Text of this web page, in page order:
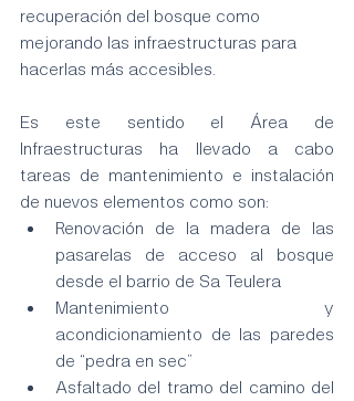
recuperación del bosque como
mejorando las infraestructuras para
hacerlas más accesibles.
Es este sentido el Área de
Infraestructuras ha llevado a cabo
tareas de mantenimiento e instalación
de nuevos elementos como son:
Renovación de la madera de las
pasarelas de acceso al bosque
desde el barrio de Sa Teulera
Mantenimiento y
acondicionamiento de las paredes
de “pedra en sec”
Asfaltado del tramo del camino del